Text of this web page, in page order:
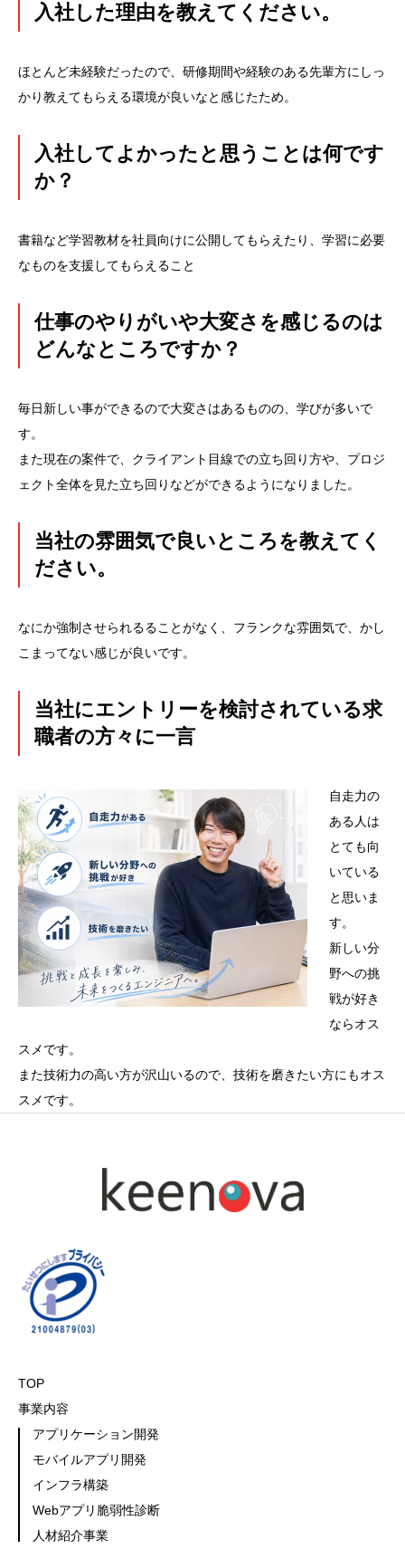
入社した理由を教えてください。
ほとんど未経験だったので、研修期間や経験のある先輩方にしっ
かり教えてもらえる環境が良いなと感じたため。
入社してよかったと思うことは何です
か？
書籍など学習教材を社員向けに公開してもらえたり、学習に必要
なものを支援してもらえること
仕事のやりがいや大変さを感じるのは
どんなところですか？
毎日新しい事ができるので大変さはあるものの、学びが多いで
す。
また現在の案件で、クライアント目線での立ち回り方や、プロジ
ェクト全体を見た立ち回りなどができるようになりました。
当社の雰囲気で良いところを教えてく
ださい。
なにか強制させられるることがなく、フランクな雰囲気で、かし
こまってない感じが良いです。
当社にエントリーを検討されている求
職者の方々に一言
自走力の
ある人は
とても向
いている
と思いま
す。
新しい分
野への挑
戦が好き
ならオス
スメです。
また技術力の高い方が沢山いるので、技術を磨きたい方にもオス
スメです。
TOP
事業内容
アプリケーション開発
モバイルアプリ開発
インフラ構築
Webアプリ脆弱性診断
人材紹介事業